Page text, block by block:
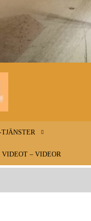
– Information
om Korsholm
VIDEOT – VIDEOR